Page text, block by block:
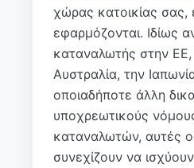
χώρας κατοικίας
εφαρμόζονται. Ιδίως
καταναλωτής στην
Αυστραλία, την
οποιαδήποτε άλλη
υποχρεωτικούς
καταναλωτών, αυτές
συνεχίζουν να